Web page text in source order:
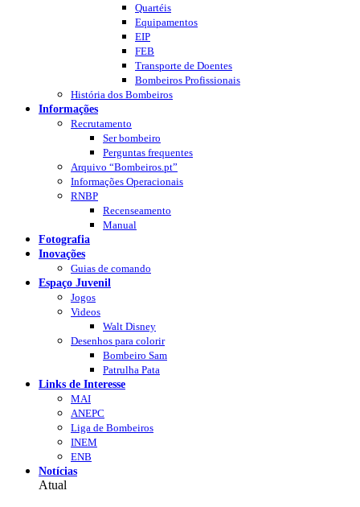
Quartéis
Equipamentos
EIP
FEB
Transporte de Doentes
Bombeiros Profissionais
História dos Bombeiros
Informações
Recrutamento
Ser bombeiro
Perguntas frequentes
Arquivo “Bombeiros.pt”
Informações Operacionais
RNBP
Recenseamento
Manual
Fotografia
Inovações
Guias de comando
Espaço Juvenil
Jogos
Videos
Walt Disney
Desenhos para colorir
Bombeiro Sam
Patrulha Pata
Links de Interesse
MAI
ANEPC
Liga de Bombeiros
INEM
ENB
Notícias
Atual